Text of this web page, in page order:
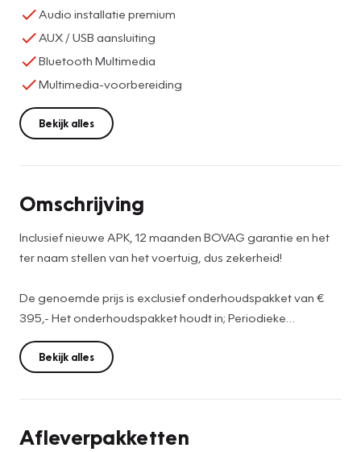
Audio installatie premium
AUX / USB aansluiting
Bluetooth Multimedia
Multimedia-voorbereiding
Bekijk alles
Omschrijving
Inclusief nieuwe APK, 12 maanden BOVAG garantie en het
ter naam stellen van het voertuig, dus zekerheid!
De genoemde prijs is exclusief onderhoudspakket van €
395,- Het onderhoudspakket houdt in; Periodieke
onderhoudsbeurt, professionele schoonmaak van in- en
exterieur, volle tank brandstof, Airco onderhoud, NAP
certificaat en technische controle.
een comfortabele en veelzijdige auto voor het hele gezin.
Bekijk alles
Afleverpakketten